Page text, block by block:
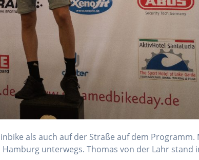
als auch auf der Straße auf dem Programm.
unterwegs. Thomas von der Lahr stand